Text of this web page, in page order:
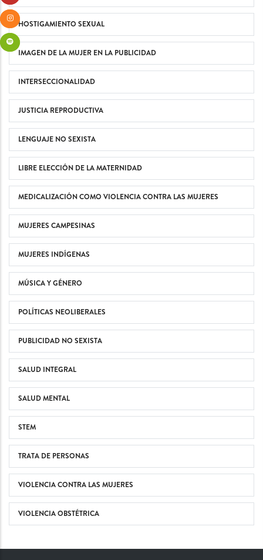
HOSTIGAMIENTO SEXUAL
IMAGEN DE LA MUJER EN LA PUBLICIDAD
INTERSECCIONALIDAD
JUSTICIA REPRODUCTIVA
LENGUAJE NO SEXISTA
LIBRE ELECCIÓN DE LA MATERNIDAD
MEDICALIZACIÓN COMO VIOLENCIA CONTRA LAS MUJERES
MUJERES CAMPESINAS
MUJERES INDÍGENAS
MÚSICA Y GÉNERO
POLÍTICAS NEOLIBERALES
PUBLICIDAD NO SEXISTA
SALUD INTEGRAL
SALUD MENTAL
STEM
TRATA DE PERSONAS
VIOLENCIA CONTRA LAS MUJERES
VIOLENCIA OBSTÉTRICA